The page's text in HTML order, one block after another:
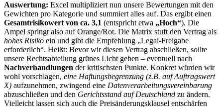
Auswertung: Excel multipliziert nun unsere Bewertungen mit den
Gewichten pro Kategorie und summiert alles auf. Das ergibt einen
Gesamtrisikowert von ca. 3,1 (entspricht etwa „Hoch“). Die
Ampel springt also auf Orange/Rot. Die Matrix stuft den Vertrag als
hohes Risiko ein und gibt die Empfehlung „Legal-Freigabe
erforderlich“. Heißt: Bevor wir diesen Vertrag abschließen, sollte
unsere Rechtsabteilung grünes Licht geben – eventuell nach
Nachverhandlungen der kritischsten Punkte. Konkret würden wir
wohl vorschlagen, eine Haftungsbegrenzung (z.B. auf Auftragswert
X) aufzunehmen, zwingend eine Datenverarbeitungsvereinbarung
abzuschließen und den Gerichtsstand auf Deutschland zu ändern.
Vielleicht lassen sich auch die Preisänderungsklausel entschärfen